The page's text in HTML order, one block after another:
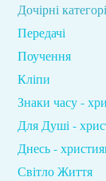
Дочірні
Передачі
Поучення
Кліпи
Знаки часу -
Для Душі -
Днесь -
Світло Життя